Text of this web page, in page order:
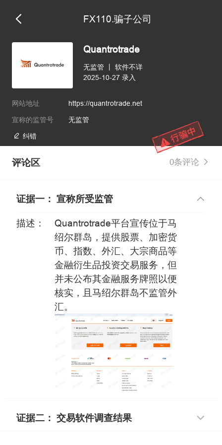
FX110.骗子公司
Quantrotrade
无监管
软件不详
2025-10-27 录入
网站地址 https://quantrotrade.net
宣称的监管号 无监管
纠错
评论区 0条评论
证据一： 宣称所受监管
描述：
Quantrotrade平台宣传位于马
绍尔群岛，提供股票、加密货
币、指数、外汇、大宗商品等
金融衍生品投资交易服务，但
并未公布其金融服务牌照以便
核实，且马绍尔群岛不监管外
汇。
证据二： 交易软件调查结果